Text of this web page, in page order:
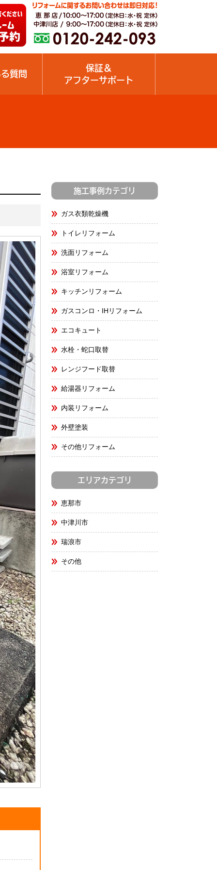
質問
保証＆
アフターサポート
施工事例カテゴリ
ガス衣類乾燥機
トイレリフォーム
洗面リフォーム
浴室リフォーム
キッチンリフォーム
ガスコンロ・IHリフォーム
エコキュート
水栓・蛇口取替
レンジフード取替
給湯器リフォーム
内装リフォーム
外壁塗装
その他リフォーム
エリアカテゴリ
恵那市
中津川市
瑞浪市
その他